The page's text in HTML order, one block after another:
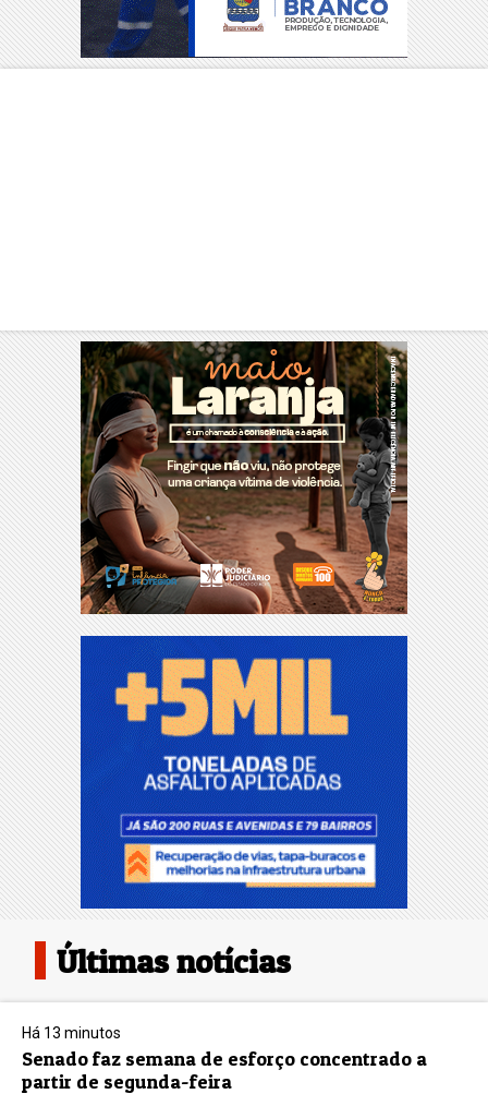
Últimas notícias
Há 13 minutos
Senado faz semana de esforço concentrado a
partir de segunda-feira